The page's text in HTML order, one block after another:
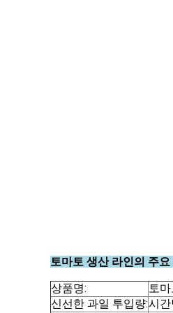
토마토 생산 라인의 주
상품명:
토
신선한 과일 투입량:시